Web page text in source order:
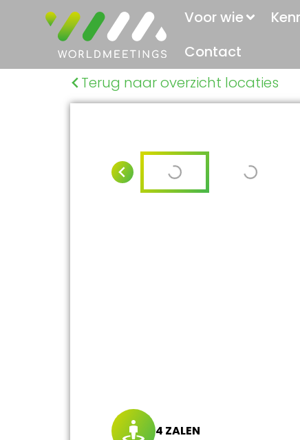
Voor wie
Contact
Terug naar overzicht locaties
4 ZALEN